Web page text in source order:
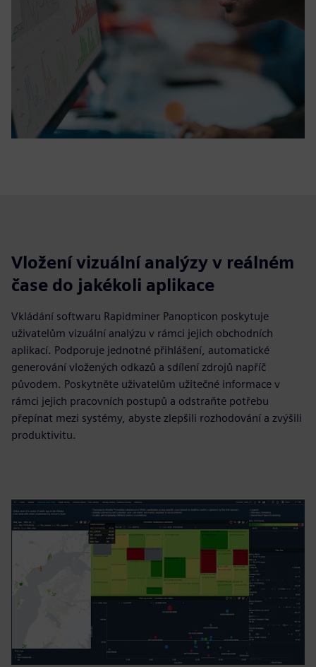
Vložení vizuální analýzy v reálném
čase do jakékoli aplikace
Vkládání softwaru Rapidminer Panopticon poskytuje
uživatelům vizuální analýzu v rámci jejich obchodních
aplikací. Podporuje jednotné přihlášení, automatické
generování vložených odkazů a sdílení zdrojů napříč
původem. Poskytněte uživatelům užitečné informace v
rámci jejich pracovních postupů a odstraňte potřebu
přepínat mezi systémy, abyste zlepšili rozhodování a zvýšili
produktivitu.